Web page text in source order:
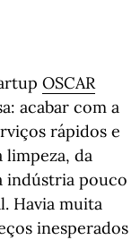
OSCAR
acabar com a
rápidos e
limpeza, da
indústria pouco
Havia muita
inesperados